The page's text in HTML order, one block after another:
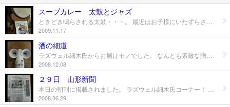
加圧トレーニング：リメイクからだ
ラズウェル細木ファンクラブ
プロフィール
お問合せ
スープカレー 太鼓とジャズ
2009.11.17
酒の細道
2008.12.08
２９日 山形新聞
2008.06.29